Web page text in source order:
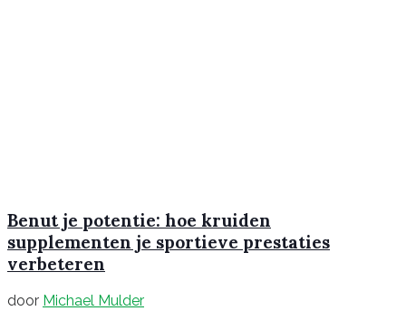
Benut je potentie: hoe kruiden
supplementen je sportieve prestaties
verbeteren
door Michael Mulder